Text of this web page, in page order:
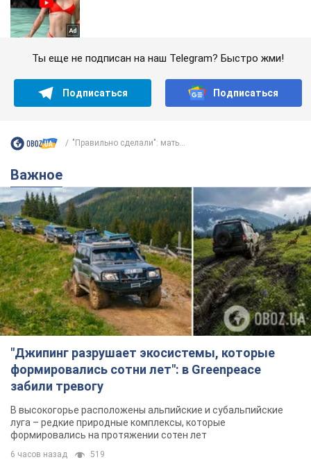
Ты еще не подписан на наш Telegram? Быстро жми!
Подписаться Подписаться
"Правильно сделали": мать...
Важное
"Джипинг разрушает экосистемы, которые
формировались сотни лет": в Greenpeace
забили тревогу
В высокогорье расположены альпийские и субальпийские
луга – редкие природные комплексы, которые
формировались на протяжении сотен лет
6 часов назад 519